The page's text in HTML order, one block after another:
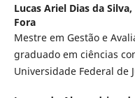
Lucas Ariel Dias da Silva,
Fora
Mestre em Gestão e
graduado em ciências
Universidade Federal de